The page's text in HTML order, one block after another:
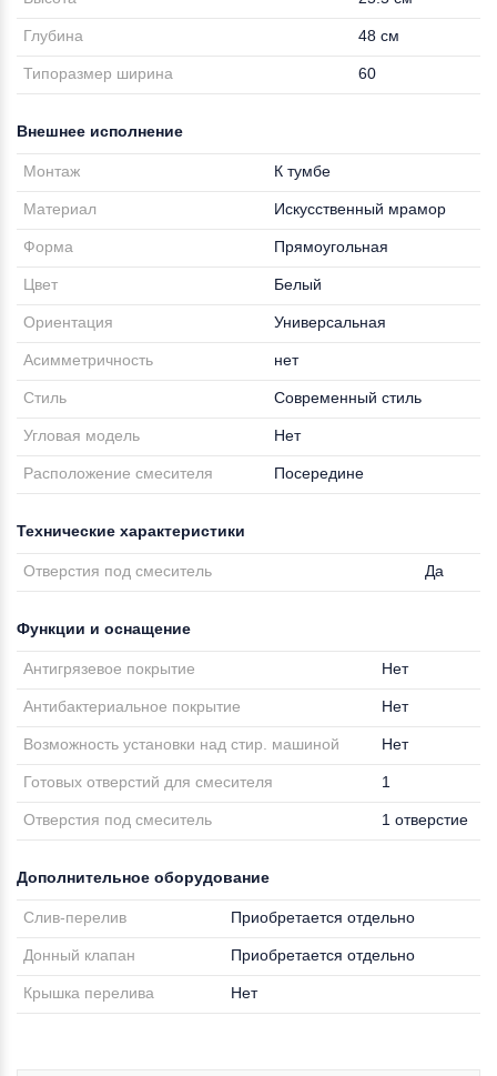
Глубина 48 см
Типоразмер ширина 60
Внешнее исполнение
Монтаж К тумбе
Материал Искусственный мрамор
Форма Прямоугольная
Цвет Белый
Ориентация Универсальная
Асимметричность нет
Стиль Современный стиль
Угловая модель Нет
Расположение смесителя Посередине
Технические характеристики
Отверстия под смеситель Да
Функции и оснащение
Антигрязевое покрытие Нет
Антибактериальное покрытие Нет
Возможность установки над стир. машиной Нет
Готовых отверстий для смесителя 1
Отверстия под смеситель 1 отверстие
Дополнительное оборудование
Слив-перелив Приобретается отдельно
Донный клапан Приобретается отдельно
Крышка перелива Нет